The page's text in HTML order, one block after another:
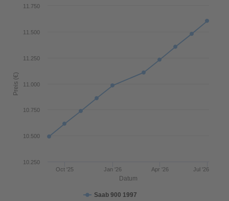
Datum
Preis (€)
Saab 900 1997
Oct '25 Jan '26 Apr '26 Jul '26
10.250
10.500
10.750
11.000
11.250
11.500
11.750